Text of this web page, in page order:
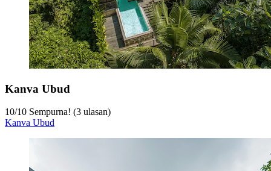
Kanva Ubud
10/10 Sempurna! (3 ulasan)
Kanva Ubud